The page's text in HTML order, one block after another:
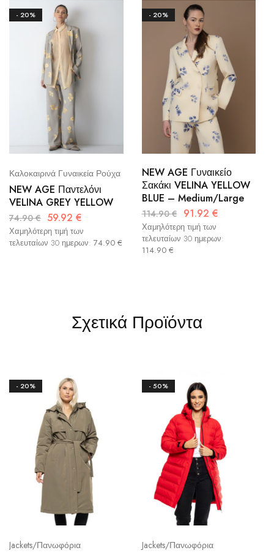
- 20%
Καλοκαιρινά Γυναικεία Ρούχα
NEW AGE Παντελόνι
VELINA GREY YELLOW
74.90€ 59.92 €
Χαμηλότερη τιμή των
τελευταίων 30 ημερων: 74.90 €
- 20%
NEW AGE Γυναικείο
Σακάκι VELINA YELLOW
BLUE – Medium/Large
114.90€ 91.92 €
Χαμηλότερη τιμή των
τελευταίων 30 ημερων:
114.90 €
Σχετικά Προϊόντα
- 20%
Jackets/Πανωφόρια
- 50%
Jackets/Πανωφόρια